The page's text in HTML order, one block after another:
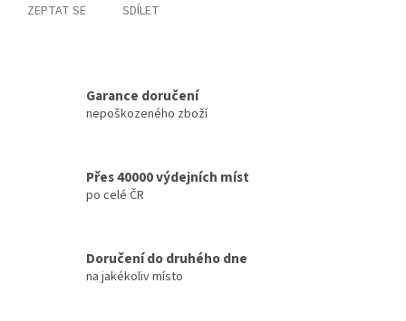
ZEPTAT SE SDÍLET
Garance doručení
nepoškozeného zboží
Přes 40000 výdejních míst
po celé ČR
Doručení do druhého dne
na jakékoliv místo